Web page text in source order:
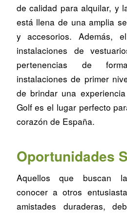
de calidad para alquilar, y
está llena de una amplia
y accesorios. Además,
instalaciones de
pertenencias de
instalaciones de primer
de brindar una
Golf es el lugar perfecto
corazón de España.
Oportunidades
Aquellos que buscan
conocer a otros
amistades duraderas,